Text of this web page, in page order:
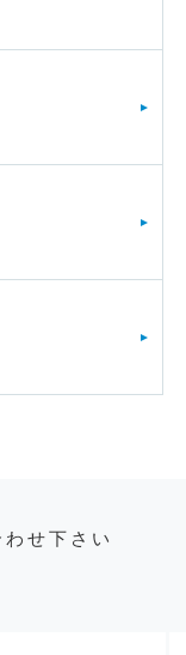
せ下さい